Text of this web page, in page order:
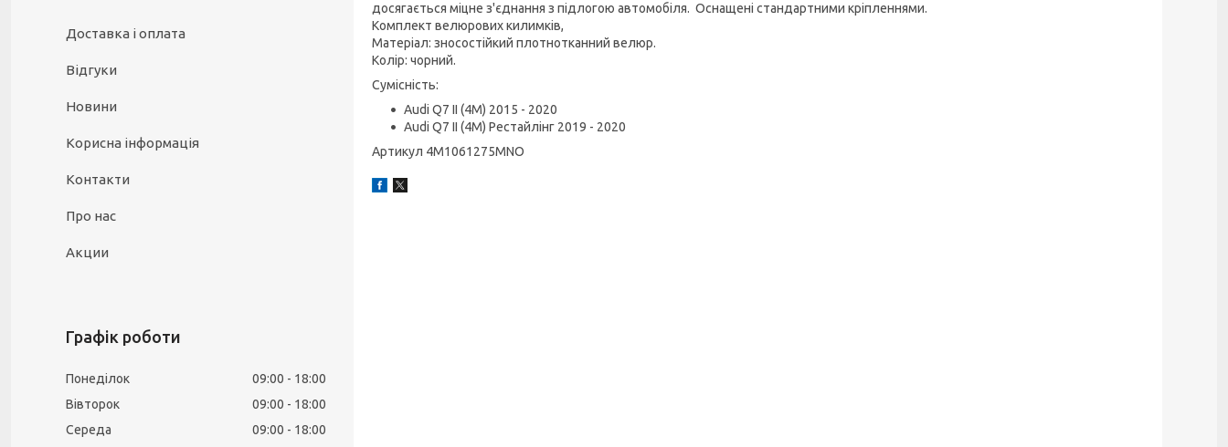
досягається міцне з'єднання з підлогою автомобіля. Оснащені стандартними кріпленнями.
Комплект велюрових килимків,
Матеріал: зносостійкий плотнотканний велюр.
Колір: чорний.
Сумісність:
Audi Q7 II (4M) 2015 - 2020
Audi Q7 II (4M) Рестайлінг 2019 - 2020
Артикул 4M1061275MNO
Доставка і оплата
Відгуки
Новини
Корисна інформація
Контакти
Про нас
Акции
Графік роботи
Понеділок 09:00
18:00
Вівторок
09:00
18:00
Середа
09:00
18:00